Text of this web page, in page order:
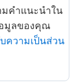
มคำแนะนำใน
อมูลของคุณ
ความเป็นส่วน